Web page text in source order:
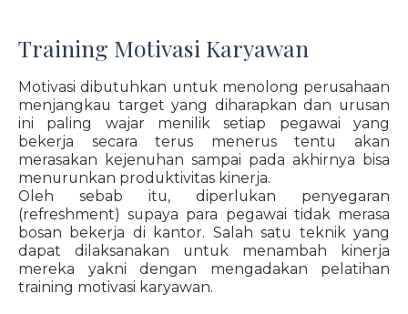
Training Motivasi Karyawan
Motivasi dibutuhkan untuk menolong perusahaan
menjangkau target yang diharapkan dan urusan
ini paling wajar menilik setiap pegawai yang
bekerja secara terus menerus tentu akan
merasakan kejenuhan sampai pada akhirnya bisa
menurunkan produktivitas kinerja.
Oleh sebab itu, diperlukan penyegaran
(refreshment) supaya para pegawai tidak merasa
bosan bekerja di kantor. Salah satu teknik yang
dapat dilaksanakan untuk menambah kinerja
mereka yakni dengan mengadakan pelatihan
training motivasi karyawan.